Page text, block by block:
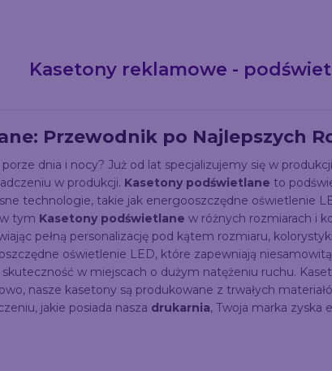
Kasetony reklamowe -
Przewodnik po Najlepszych
dnia i nocy? Już od lat specjalizujemy się w
w produkcji. Kasetony podświetlane to
technologie, takie jak energooszczędne oświetlenie
tym Kasetony podświetlane w różnych rozmiarach i
pełną personalizację pod kątem rozmiaru,
oświetlenie LED, które zapewniają
w miejscach o dużym natężeniu ruchu.
nasze kasetony są produkowane z trwałych
jakie posiada nasza drukarnia, Twoja marka zyska